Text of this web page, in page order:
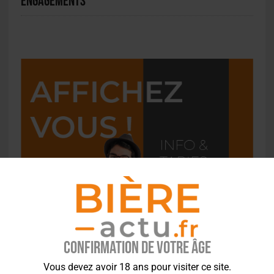
Confirmation de votre âge
Vous devez avoir 18 ans pour visiter ce site.